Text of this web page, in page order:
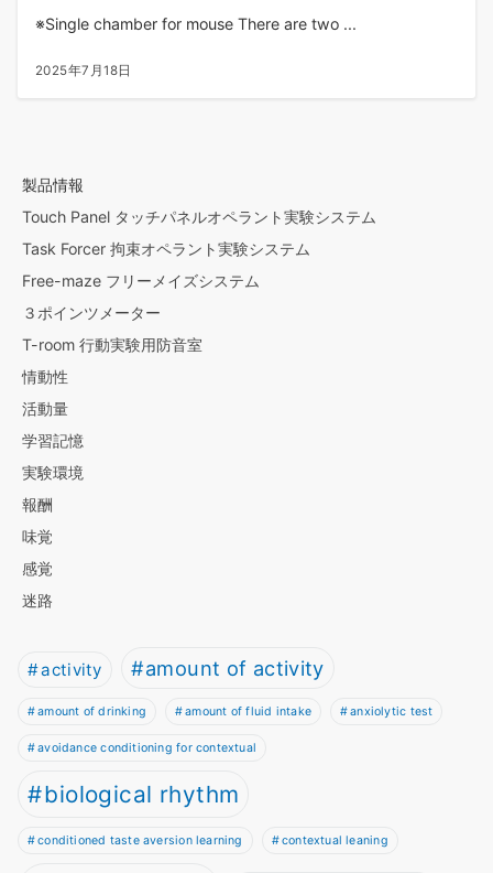
※Single chamber for mouse There are two ...
2025年7月18日
製品情報
Touch Panel タッチパネルオペラント実験システム
Task Forcer 拘束オペラント実験システム
Free-maze フリーメイズシステム
３ポインツメーター
T-room 行動実験用防音室
情動性
活動量
学習記憶
実験環境
報酬
味覚
感覚
迷路
activity amount of activity
amount of drinking amount of fluid intake anxiolytic test
avoidance conditioning for contextual
biological rhythm
conditioned taste aversion learning contextual leaning